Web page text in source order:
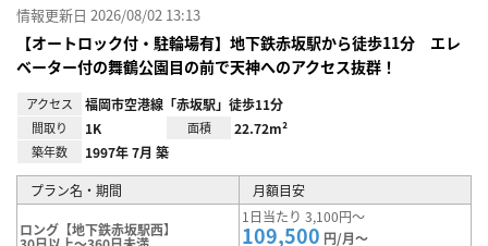
情報更新日 2026/08/02 13:13
【オートロック付・駐輪場有】地下鉄赤坂駅から徒歩11分 エレ
ベーター付の舞鶴公園目の前で天神へのアクセス抜群！
アクセス 福岡市空港線「赤坂駅」徒歩11分
間取り 1K 面積 22.72m²
築年数 1997年 7月 築
プラン名・期間 月額目安
ロング【地下鉄赤坂駅西】
1日当たり 3,100円～
109,500 円/月～